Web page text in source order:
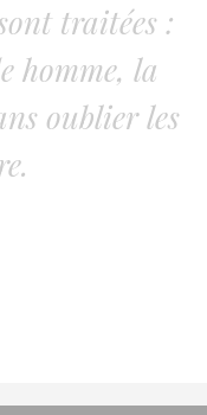
traitées :
homme, la
oublier les